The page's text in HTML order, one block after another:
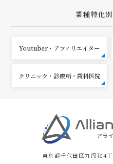
業種特化
Youtuber・アフィリエイター
クリニック・診療所・歯科医院
東京都千代田区九段北4